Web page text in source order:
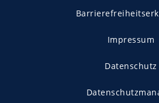
Impressum
Datenschutz